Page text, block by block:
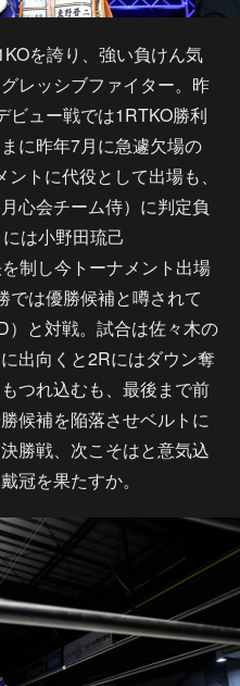
を誇り、強い負けん気
レッシブファイター。昨
ビュー戦では1RTKO勝利
に昨年7月に急遽欠場の
トに代役として出場も、
心会チーム侍）に判定負
は小野田琉己
制し今トーナメント出場
では優勝候補と噂されて
）と対戦。試合は佐々木の
出向くと2Rにはダウン奪
つれ込むも、最後まで前
候補を陥落させベルトに
勝戦、次こそはと意気込
冠を果たすか。